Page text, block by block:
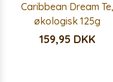
Caribbean Dream Te,
økologisk 125g
159,95 DKK